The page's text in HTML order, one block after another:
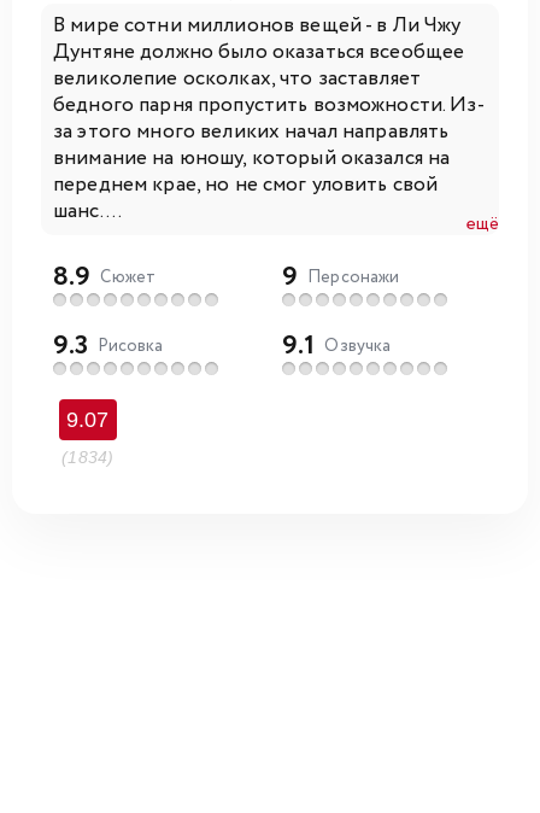
В мире сотни миллионов вещей - в Ли Чжу
Дунтяне должно было оказаться всеобщее
великолепие осколках, что заставляет
бедного парня пропустить возможности. Из-
за этого много великих начал направлять
внимание на юношу, который оказался на
переднем крае, но не смог уловить свой
шанс....
ещё
8.9 Сюжет 9 Персонажи
9.3 Рисовка 9.1 Озвучка
9.07
(1834)